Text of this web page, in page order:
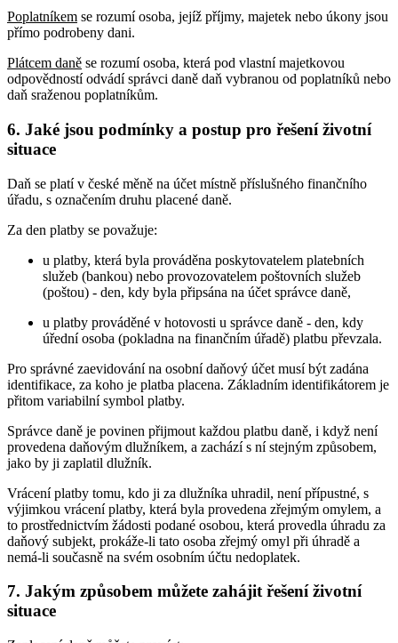
Poplatníkem se rozumí osoba, jejíž příjmy, majetek nebo úkony jsou
přímo podrobeny dani.
Plátcem daně se rozumí osoba, která pod vlastní majetkovou
odpovědností odvádí správci daně daň vybranou od poplatníků nebo
daň sraženou poplatníkům.
6. Jaké jsou podmínky a postup pro řešení životní
situace
Daň se platí v české měně na účet místně příslušného finančního
úřadu, s označením druhu placené daně.
Za den platby se považuje:
u platby, která byla prováděna poskytovatelem platebních
služeb (bankou) nebo provozovatelem poštovních služeb
(poštou) - den, kdy byla připsána na účet správce daně,
u platby prováděné v hotovosti u správce daně - den, kdy
úřední osoba (pokladna na finančním úřadě) platbu převzala.
Pro správné zaevidování na osobní daňový účet musí být zadána
identifikace, za koho je platba placena. Základním identifikátorem je
přitom variabilní symbol platby.
Správce daně je povinen přijmout každou platbu daně, i když není
provedena daňovým dlužníkem, a zachází s ní stejným způsobem,
jako by ji zaplatil dlužník.
Vrácení platby tomu, kdo ji za dlužníka uhradil, není přípustné, s
výjimkou vrácení platby, která byla provedena zřejmým omylem, a
to prostřednictvím žádosti podané osobou, která provedla úhradu za
daňový subjekt, prokáže-li tato osoba zřejmý omyl při úhradě a
nemá-li současně na svém osobním účtu nedoplatek.
7. Jakým způsobem můžete zahájit řešení životní
situace